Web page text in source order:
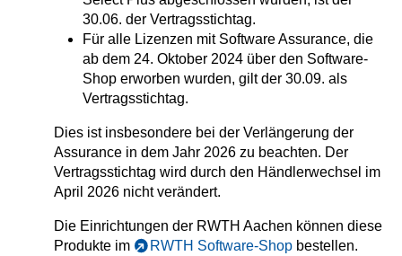
30.06. der Vertragsstichtag.
Für alle Lizenzen mit Software Assurance, die
ab dem 24. Oktober 2024 über den Software-
Shop erworben wurden, gilt der 30.09. als
Vertragsstichtag.
Dies ist insbesondere bei der Verlängerung der
Assurance in dem Jahr 2026 zu beachten. Der
Vertragsstichtag wird durch den Händlerwechsel im
April 2026 nicht verändert.
Die Einrichtungen der RWTH Aachen können diese
Produkte im
RWTH Software-Shop bestellen.